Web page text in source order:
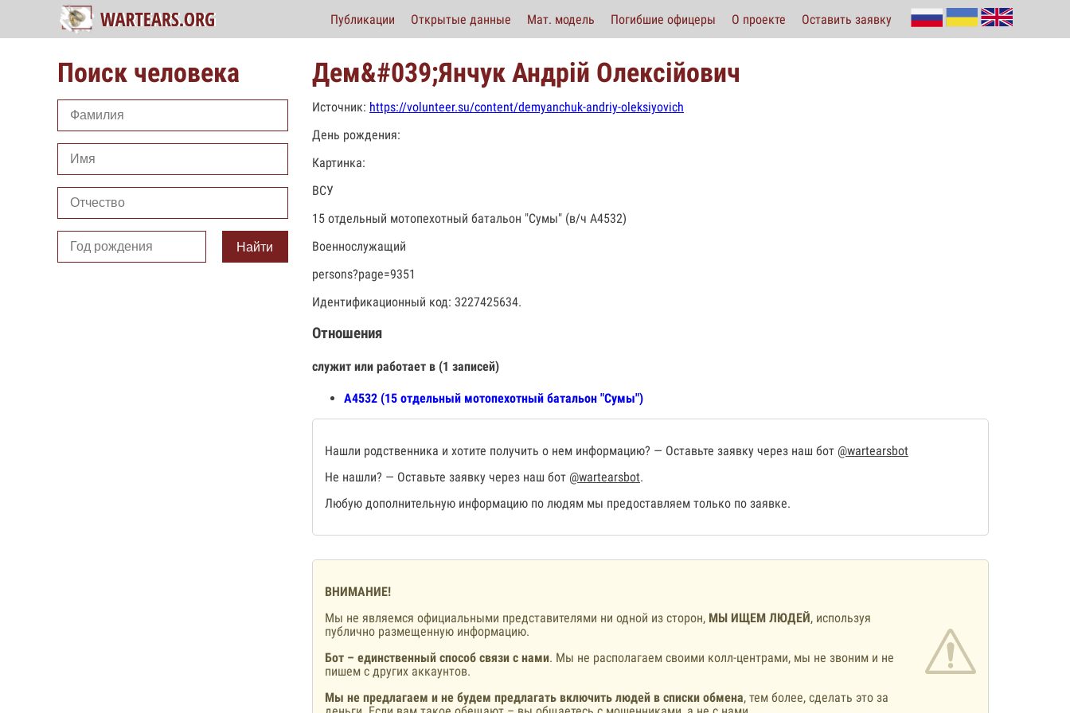
Публикации Открытые данные Мат. модель Погибшие офицеры О проекте Оставить заявку
Поиск человека
Найти
Дем&#039;Янчук Андрій Олексійович
Источник: https://volunteer.su/content/demyanchuk-andriy-oleksiyovich
День рождения:
Картинка:
ВСУ
15 отдельный мотопехотный батальон "Сумы" (в/ч А4532)
Военнослужащий
persons?page=9351
Идентификационный код: 3227425634.
Отношения
служит или работает в (1 записей)
А4532 (15 отдельный мотопехотный батальон "Сумы")
Нашли родственника и хотите получить о нем информацию? — Оставьте заявку через наш бот @wartearsbot
Не нашли? — Оставьте заявку через наш бот @wartearsbot.
Любую дополнительную информацию по людям мы предоставляем только по заявке.
ВНИМАНИЕ!
Мы не являемся официальными представителями ни одной из сторон, МЫ ИЩЕМ ЛЮДЕЙ, используя
публично размещенную информацию.
Бот – единственный способ связи с нами. Мы не располагаем своими колл-центрами, мы не звоним и не
пишем с других аккаунтов.
Мы не предлагаем и не будем предлагать включить людей в списки обмена, тем более, сделать это за